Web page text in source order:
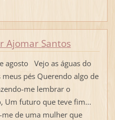
Ajomar Santos
agosto Vejo as águas do
meus pés Querendo algo de
me lembrar o
Um futuro que teve fim...
me de uma mulher que